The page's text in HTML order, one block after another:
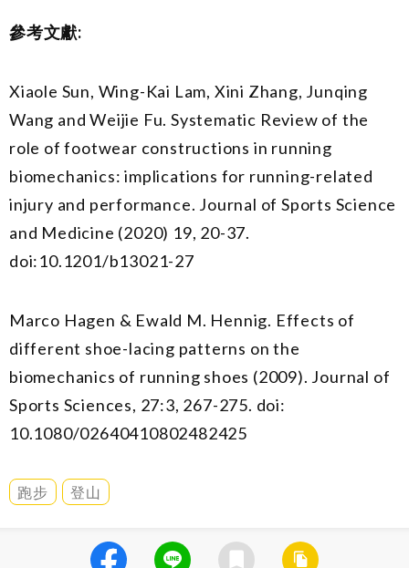
參考文獻:
Xiaole Sun, Wing-Kai Lam, Xini Zhang, Junqing
Wang and Weijie Fu. Systematic Review of the
role of footwear constructions in running
biomechanics: implications for running-related
injury and performance. Journal of Sports Science
and Medicine (2020) 19, 20-37.
doi:10.1201/b13021-27
Marco Hagen & Ewald M. Hennig. Effects of
different shoe-lacing patterns on the
biomechanics of running shoes (2009). Journal of
Sports Sciences, 27:3, 267-275. doi:
10.1080/02640410802482425
跑步 登山